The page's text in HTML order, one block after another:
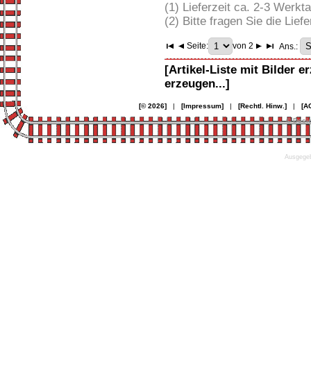
(1) Lieferzeit ca. 2-3
(2) Bitte fragen Sie die
Seite: von 2 Ans.:
[Artikel-Liste mit Bilder
erzeugen...]
[© 2026]| [Impressum]| [Rechtl. Hinw.]|
©